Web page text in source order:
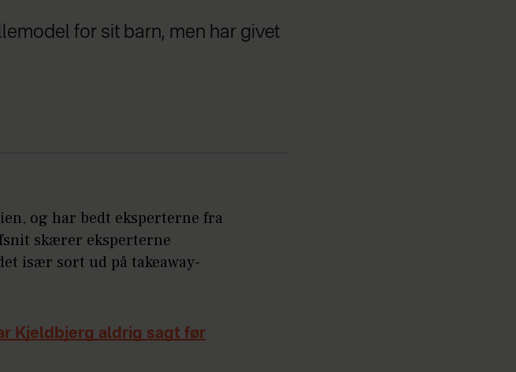
for sit barn, men har givet
og har bedt eksperterne fra
skærer eksperterne
især sort ud på takeaway-
Kjeldbjerg aldrig sagt før